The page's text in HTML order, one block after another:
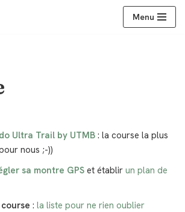
Menu
Ultra Trail by UTMB : la course la plus
nous ;-))
sa montre GPSet établir un plan de
: la liste pour ne rien oublier